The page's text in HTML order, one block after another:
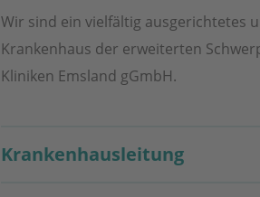
Wir sind ein vielfältig ausgerichtetes
Krankenhaus der erweiterten
Kliniken Emsland gGmbH.
Krankenhausleitung